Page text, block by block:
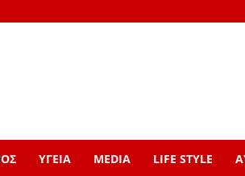
ΥΓΕΙΑ MEDIA LIFE STYLE